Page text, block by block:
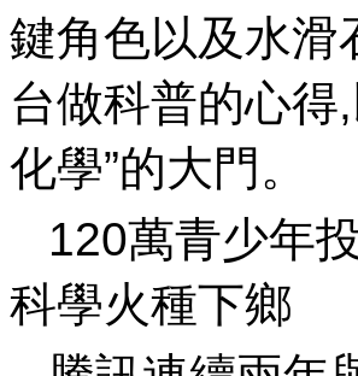
鍵角色以及水滑
台做科普的心得
化學”的大門。
120萬青少年
科學火種下鄉